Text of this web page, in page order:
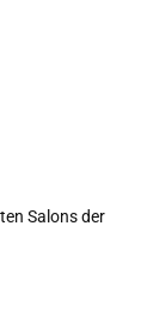
Salons der